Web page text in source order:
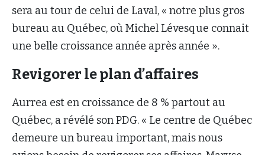
sera au tour de celui de Laval, « notre plus gros
bureau au Québec, où Michel Lévesque connait
une belle croissance année après année ».
Revigorer le plan d’affaires
Aurrea est en croissance de 8 % partout au
Québec, a révélé son PDG. « Le centre de Québec
demeure un bureau important, mais nous